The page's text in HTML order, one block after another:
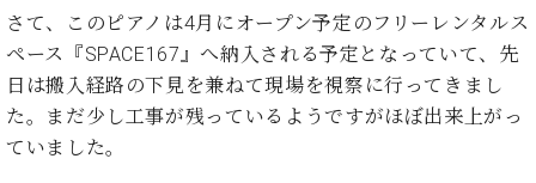
ピ
ア
ノ
C.
ジオ
レン
ホー
ル・
スタ
さて、このピアノは4月にオープン予定のフリーレンタルス
ペース『SPACE167』へ納入される予定となっていて、先
日は搬入経路の下見を兼ねて現場を視察に行ってきまし
た。まだ少し工事が残っているようですがほぼ出来上がっ
ていました。